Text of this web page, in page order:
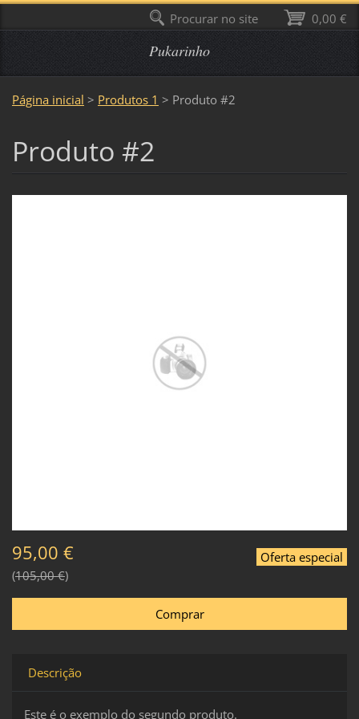
Pukarinho
Página inicial > Produtos 1 > Produto #2
Produto #2
Oferta especial
95,00 €
105,00 €
Descrição
Este é o exemplo do segundo produto.
0,00 €
Procurar no site